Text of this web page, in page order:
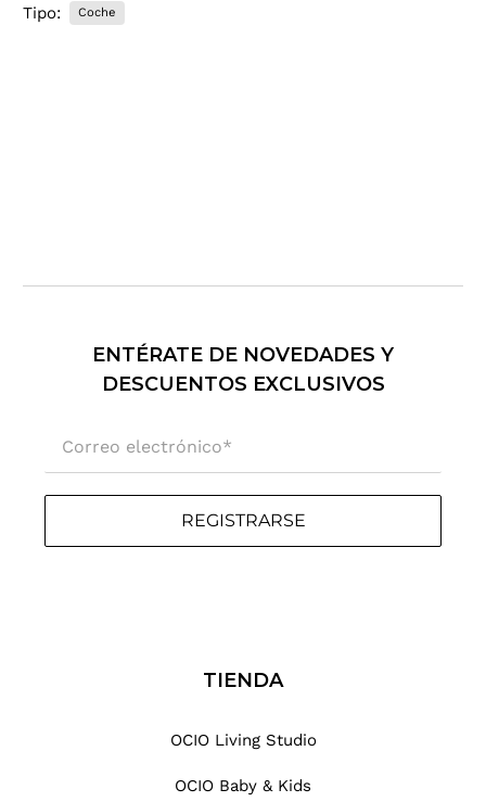
Tipo: Coche
ENTÉRATE DE NOVEDADES Y
DESCUENTOS EXCLUSIVOS
REGISTRARSE
TIENDA
OCIO Living Studio
OCIO Baby & Kids